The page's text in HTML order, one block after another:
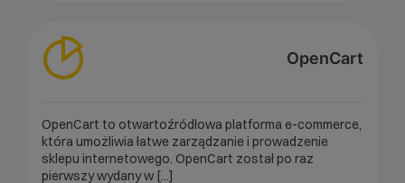
OpenCart
OpenCart to otwartoźródłowa platforma e-commerce,
która umożliwia łatwe zarządzanie i prowadzenie
sklepu internetowego. OpenCart został po raz
pierwszy wydany w [...]